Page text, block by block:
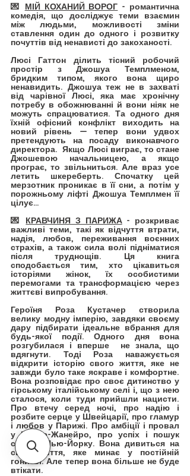
💌 МІЙ КОХАНИЙ ВОРОГ - романтична
комедія, що досліджує теми взаємин
між людьми, можливості зміни
ставлення один до одного і розвитку
почуттів від ненависті до закоханості.
Люсі Гаттон ділить тісний робочий
простір з Джошуа Темплменом,
бридким типом, якого вона щиро
ненавидить. Джошуа теж не в захваті
від чарівної Люсі, яка має хронічну
потребу в обожнюванні й вони ніяк не
можуть спрацюватися. Та одного дня
їхній офісний конфлікт виходить на
новий рівень — тепер вони удвох
претендують на посаду виконавчого
директора.  Якщо Люсі виграє, то стане
Джошевою начальницею, а якщо
програє, то звільниться. Але враз усе
летить шкереберть. Спочатку цей
мерзотник проникає в її сни, а потім у
порожньому ліфті Джошуа Темплмен її
цілує…
💌 КРАВЧИНЯ З ПАРИЖА - розкриває
важливі теми, такі як відчуття втрати,
надія, любов, переживання воєнних
страхів, а також сила волі підніматися
після труднощів. Ця книга
сподобається тим, хто цікавиться
історіями жінок, їх особистими
перемогами та трансформацією через
життєві випробування.
Героїня Роза Кустачер створила
велику модну імперію, завдяки своєму
дару підбирати ідеальне вбрання для
будь-якої події. Одного дня вона
розгубилася і вперше  не знала, що
вдягнути. Тоді Роза наважується
відкрити історію свого життя, яке не
завжди було таке яскраве і комфортне.
Вона розповідає про своє дитинство у
гірському італійському селі і, що з нею
сталося, коли туди прийшли нацисти.
Про втечу серед ночі, про надію і
розбите серце у Швейцарії, про гламур
і любов у Парижі. Про амбіції і провал
у Ріо-де-Жанейро, про успіх і пошук
себе в Нью-Йорку. Вона дивиться на
своє життя, яке минає у постійній
гонитві. Але тепер вона більше не буде
втікати.